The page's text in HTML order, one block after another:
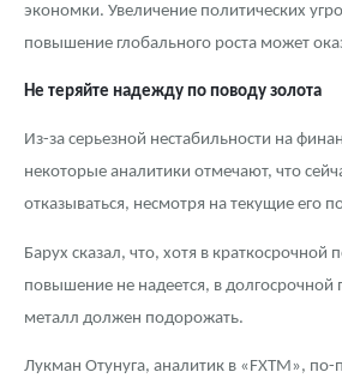
экономки. Увеличение политических
повышение глобального роста может
Не теряйте надежду по поводу золота
Из-за серьезной нестабильности на
некоторые аналитики отмечают, что
отказываться, несмотря на текущие его
Барух сказал, что, хотя в краткосрочной
повышение не надеется, в долгосрочной
металл должен подорожать.
Лукман Отунуга, аналитик в «FXTM»,